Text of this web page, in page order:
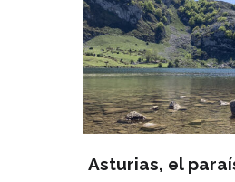
Asturias, el